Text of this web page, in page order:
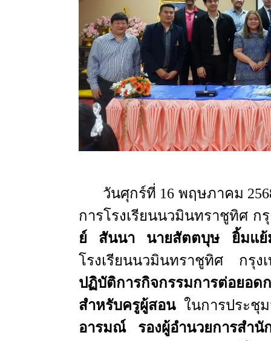
วันศุกร์ที่ 16 พฤษภาคม
การโรงเรียนนวมินทราชูทิศ
ย์ สันนา นายสัตตบุษ ยิ้มแ
โรงเรียนนวมินทราชูทิศ กรุ
ปฏิบัติการกิจกรรมการต่อยอ
สำหรับครูผู้สอนในการประชุ
อารมณ์ รองผู้อำนวยการสำ